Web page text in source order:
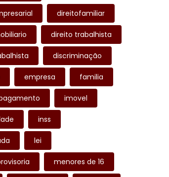
direitofamiliar
direito trabalhista
discriminação
empresa familia
imovel
inss
lei
menores de 16